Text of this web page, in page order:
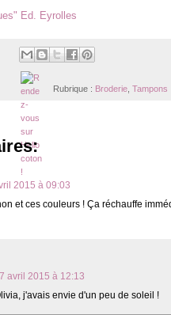
" Ed. Eyrolles
Rubrique : Broderie, Tampons
2015 à 09:03
et ces couleurs ! Ça réchauffe
7 avril 2015 à 12:13
j'avais envie d'un peu de soleil !